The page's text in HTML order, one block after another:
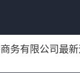
务有限公司最